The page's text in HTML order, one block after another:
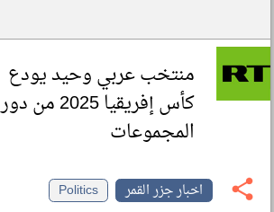
منتخب عربي وحيد يودع
كأس إفريقيا 2025 من دور
المجموعات
اخبار جزر القمر
Politics